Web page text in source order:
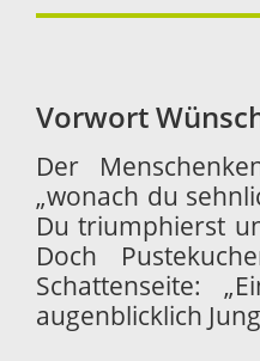
Vorwort
Der
„wonach du
Du triumphierst
Doch
Schattenseite:
augenblicklich